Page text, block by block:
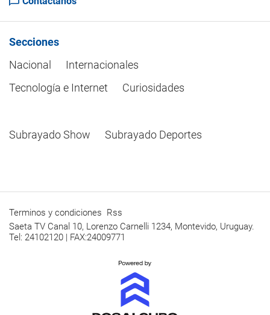
Secciones
Nacional
Internacionales
Tecnología e Internet
Curiosidades
Subrayado Show Subrayado Deportes
Terminos y condiciones Rss
Saeta TV Canal 10, Lorenzo Carnelli 1234, Montevido, Uruguay.
Tel: 24102120 | FAX:24009771